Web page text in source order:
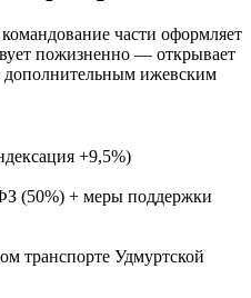
части оформляет
пожизненно — открывает
дополнительным ижевским
+9,5%)
(50%) + меры поддержки
транспорте Удмуртской